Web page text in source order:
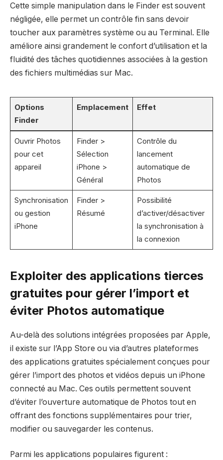
Cette simple manipulation dans le Finder est souvent
négligée, elle permet un contrôle fin sans devoir
toucher aux paramètres système ou au Terminal. Elle
améliore ainsi grandement le confort d’utilisation et la
fluidité des tâches quotidiennes associées à la gestion
des fichiers multimédias sur Mac.
Options
Finder
Emplacement Effet
Ouvrir Photos
pour cet
appareil
Finder >
Sélection
iPhone >
Général
Contrôle du
lancement
automatique de
Photos
Synchronisation
ou gestion
iPhone
Finder >
Résumé
Possibilité
d’activer/désactiver
la synchronisation à
la connexion
Exploiter des applications tierces
gratuites pour gérer l’import et
éviter Photos automatique
Au-delà des solutions intégrées proposées par Apple,
il existe sur l’App Store ou via d’autres plateformes
des applications gratuites spécialement conçues pour
gérer l’import des photos et vidéos depuis un iPhone
connecté au Mac. Ces outils permettent souvent
d’éviter l’ouverture automatique de Photos tout en
offrant des fonctions supplémentaires pour trier,
modifier ou sauvegarder les contenus.
Parmi les applications populaires figurent :